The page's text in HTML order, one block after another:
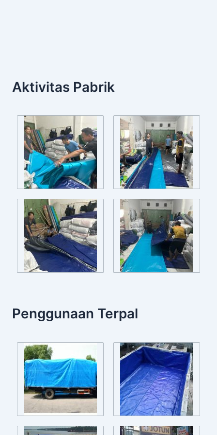
Aktivitas Pabrik
Penggunaan Terpal